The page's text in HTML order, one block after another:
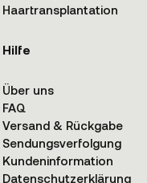
Haartransplantation
Hilfe
Über uns
FAQ
Versand & Rückgabe
Sendungsverfolgung
Kundeninformation
Datenschutzerklärung